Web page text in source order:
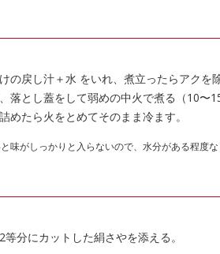
の戻し汁＋水 をいれ、煮立ったらアクを除
落とし蓋をして弱めの中火で煮る（10〜
めたら火をとめてそのまま冷ます。
味がしっかりと入らないので、水分がある程度な
分にカットした絹さやを添える。